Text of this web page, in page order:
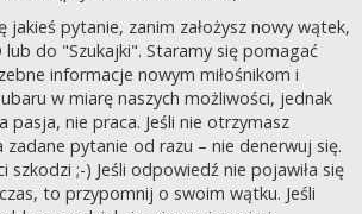
jakieś pytanie, zanim założysz nowy wątek,
lub do "Szukajki". Staramy się pomagać
informacje nowym miłośnikom i
w miarę naszych możliwości, jednak
pasja, nie praca. Jeśli nie otrzymasz
pytanie od razu – nie denerwuj się.
szkodzi ;-) Jeśli odpowiedź nie pojawiła się
to przypomnij o swoim wątku. Jeśli